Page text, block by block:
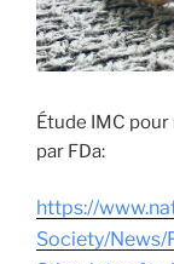
Étude IMC
par FDa:
https://
Society/News/